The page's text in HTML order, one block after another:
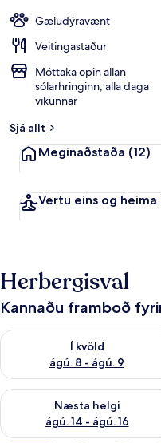
Gæludýravænt
Veitingastaður
Móttaka opin allan
sólarhringinn, alla daga
vikunnar
Sjá allt
Meginaðstaða (12)
Vertu eins og heima
Herbergisval
Kannaðu framboð
Í kvöld
ágú. 8 - ágú. 9
Athuga framboð í kvöld ágú.
Næsta helgi
ágú. 14 - ágú. 16
Athuga framboð næstu helgi